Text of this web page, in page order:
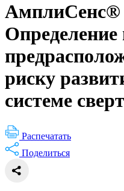
АмплиСенс®
Определение
риску
системе
Распечатать
Поделиться